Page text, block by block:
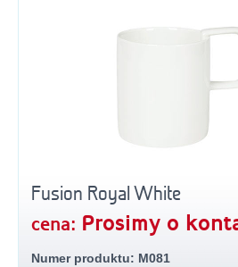
Fusion Royal White
cena: Prosimy o
Numer produktu: M081